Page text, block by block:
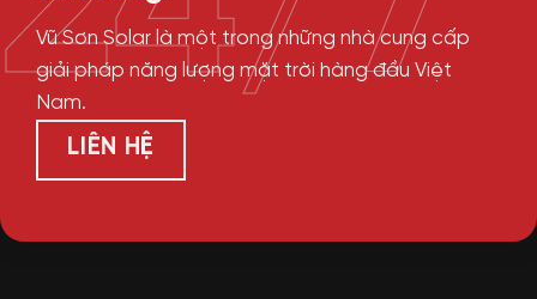
Vũ Sơn Solar là một trong những nhà cung cấp
giải pháp năng lượng mặt trời hàng đầu Việt
Nam.
LIÊN HỆ